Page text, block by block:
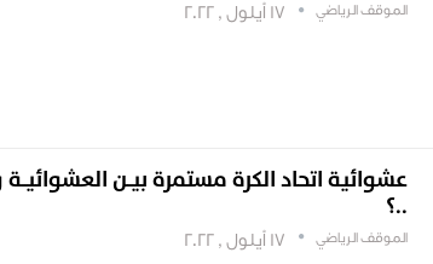
الموقف الرياضي 17 أيلول , 2022
عشوائية اتحاد الكرة مستمرة بيــن
..؟
الموقف الرياضي 17 أيلول , 2022